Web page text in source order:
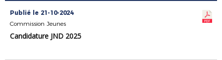
Publié le 21-10-2024
Commission Jeunes
Candidature JND 2025